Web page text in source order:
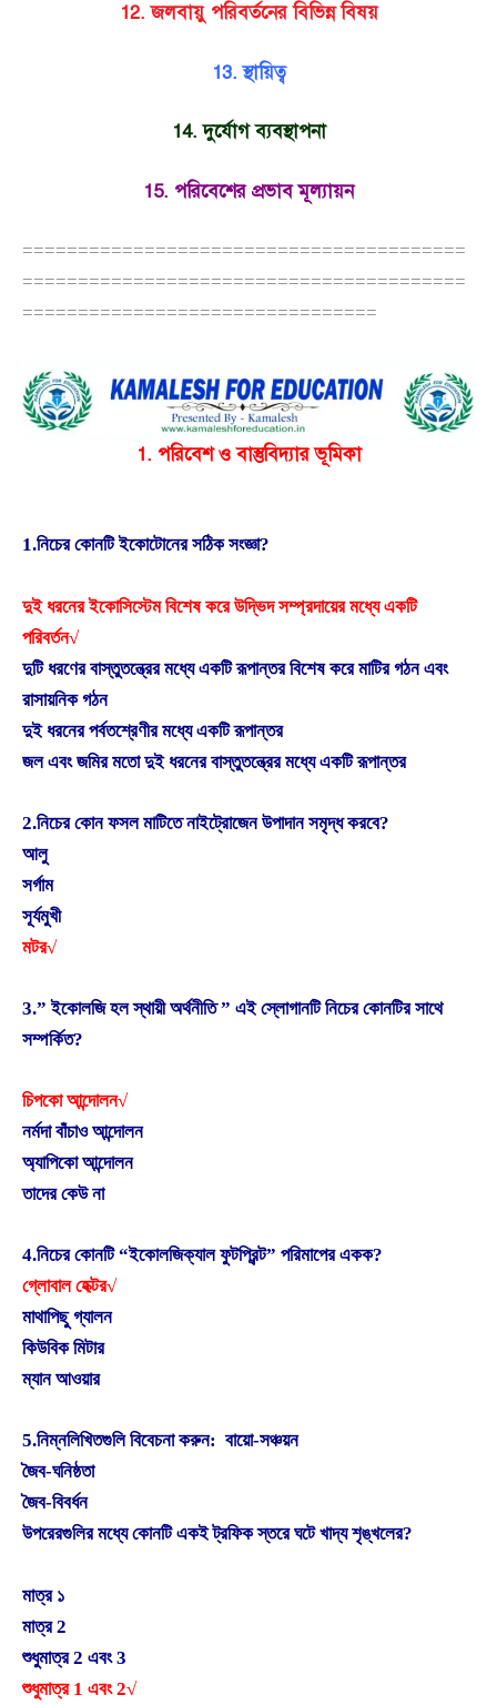
12. জলবায়ু পরিবর্তনের বিভিন্ন বিষয়
13. স্থায়িত্ব
14. দুর্যোগ ব্যবস্থাপনা
15. পরিবেশের প্রভাব মূল্যায়ন
========================================
========================================
================================
1. পরিবেশ ও বাস্তুবিদ্যার ভূমিকা
1.নিচের কোনটি ইকোটোনের সঠিক সংজ্ঞা?
দুই ধরনের ইকোসিস্টেম বিশেষ করে উদ্ভিদ সম্প্রদায়ের মধ্যে একটি
পরিবর্তন√
দুটি ধরণের বাস্তুতন্ত্রের মধ্যে একটি রূপান্তর বিশেষ করে মাটির গঠন এবং
রাসায়নিক গঠন
দুই ধরনের পর্বতশ্রেণীর মধ্যে একটি রূপান্তর
জল এবং জমির মতো দুই ধরনের বাস্তুতন্ত্রের মধ্যে একটি রূপান্তর
2.নিচের কোন ফসল মাটিতে নাইট্রোজেন উপাদান সমৃদ্ধ করবে?
আলু
সর্গাম
সূর্যমুখী
মটর√
3.” ইকোলজি হল স্থায়ী অর্থনীতি ” এই স্লোগানটি নিচের কোনটির সাথে
সম্পর্কিত?
চিপকো আন্দোলন√
নর্মদা বাঁচাও আন্দোলন
অ্যাপিকো আন্দোলন
তাদের কেউ না
4.নিচের কোনটি “ইকোলজিক্যাল ফুটপ্রিন্ট” পরিমাপের একক?
গ্লোবাল হেক্টর√
মাথাপিছু গ্যালন
কিউবিক মিটার
ম্যান আওয়ার
5.নিম্নলিখিতগুলি বিবেচনা করুন: বায়ো-সঞ্চয়ন
জৈব-ঘনিষ্ঠতা
জৈব-বিবর্ধন
উপরেরগুলির মধ্যে কোনটি একই ট্রফিক স্তরে ঘটে খাদ্য শৃঙ্খলের?
মাত্র ১
মাত্র 2
শুধুমাত্র 2 এবং 3
শুধুমাত্র 1 এবং 2√